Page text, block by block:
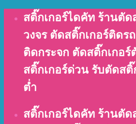
content
สติ๊กเกอร์ไดคัท ร้านตัด
วงจร ตัดสติ๊กเกอร์ติดร
ติดกระจก ตัดสติ๊กเกอร์
สติ๊กเกอร์ด่วน รับตัดส
ต่ำ
สติ๊กเกอร์ไดคัท ร้านตัด